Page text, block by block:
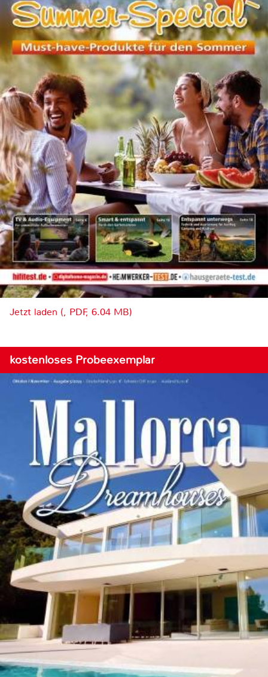
Jetzt laden (, PDF, 6.04 MB)
kostenloses Probeexemplar